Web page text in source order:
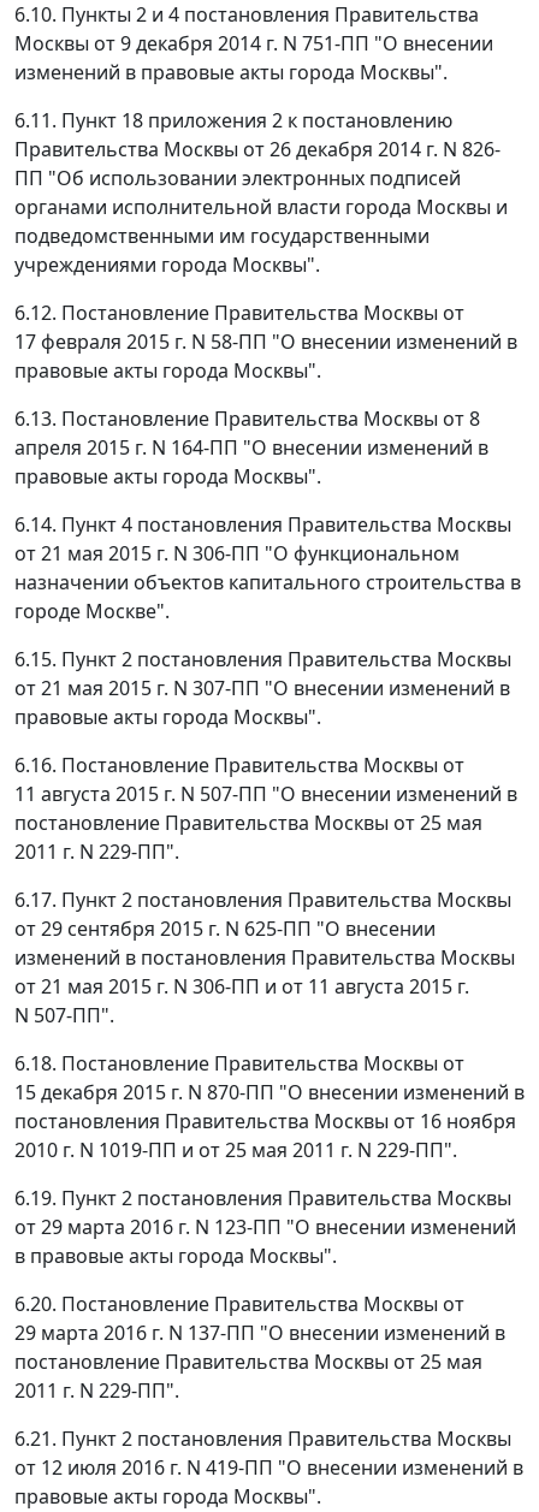
6.10. Пункты 2 и 4 постановления Правительства
Москвы от 9 декабря 2014 г. N 751-ПП "О внесении
изменений в правовые акты города Москвы".
6.11. Пункт 18 приложения 2 к постановлению
Правительства Москвы от 26 декабря 2014 г. N 826-
ПП "Об использовании электронных подписей
органами исполнительной власти города Москвы и
подведомственными им государственными
учреждениями города Москвы".
6.12. Постановление Правительства Москвы от
17 февраля 2015 г. N 58-ПП "О внесении изменений в
правовые акты города Москвы".
6.13. Постановление Правительства Москвы от 8
апреля 2015 г. N 164-ПП "О внесении изменений в
правовые акты города Москвы".
6.14. Пункт 4 постановления Правительства Москвы
от 21 мая 2015 г. N 306-ПП "О функциональном
назначении объектов капитального строительства в
городе Москве".
6.15. Пункт 2 постановления Правительства Москвы
от 21 мая 2015 г. N 307-ПП "О внесении изменений в
правовые акты города Москвы".
6.16. Постановление Правительства Москвы от
11 августа 2015 г. N 507-ПП "О внесении изменений в
постановление Правительства Москвы от 25 мая
2011 г. N 229-ПП".
6.17. Пункт 2 постановления Правительства Москвы
от 29 сентября 2015 г. N 625-ПП "О внесении
изменений в постановления Правительства Москвы
от 21 мая 2015 г. N 306-ПП и от 11 августа 2015 г.
N 507-ПП".
6.18. Постановление Правительства Москвы от
15 декабря 2015 г. N 870-ПП "О внесении изменений в
постановления Правительства Москвы от 16 ноября
2010 г. N 1019-ПП и от 25 мая 2011 г. N 229-ПП".
6.19. Пункт 2 постановления Правительства Москвы
от 29 марта 2016 г. N 123-ПП "О внесении изменений
в правовые акты города Москвы".
6.20. Постановление Правительства Москвы от
29 марта 2016 г. N 137-ПП "О внесении изменений в
постановление Правительства Москвы от 25 мая
2011 г. N 229-ПП".
6.21. Пункт 2 постановления Правительства Москвы
от 12 июля 2016 г. N 419-ПП "О внесении изменений в
правовые акты города Москвы".